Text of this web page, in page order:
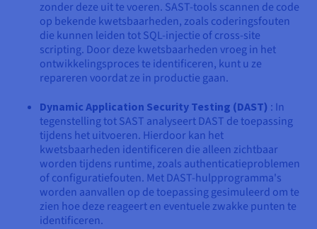
zonder deze uit te voeren. SAST-tools scannen de code
op bekende kwetsbaarheden, zoals coderingsfouten
die kunnen leiden tot SQL-injectie of cross-site
scripting. Door deze kwetsbaarheden vroeg in het
ontwikkelingsproces te identificeren, kunt u ze
repareren voordat ze in productie gaan.
Dynamic Application Security Testing (DAST) : In
tegenstelling tot SAST analyseert DAST de toepassing
tijdens het uitvoeren. Hierdoor kan het
kwetsbaarheden identificeren die alleen zichtbaar
worden tijdens runtime, zoals authenticatieproblemen
of configuratiefouten. Met DAST-hulpprogramma's
worden aanvallen op de toepassing gesimuleerd om te
zien hoe deze reageert en eventuele zwakke punten te
identificeren.